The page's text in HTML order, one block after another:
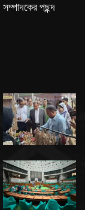
সম্পাদকের পছন্দ